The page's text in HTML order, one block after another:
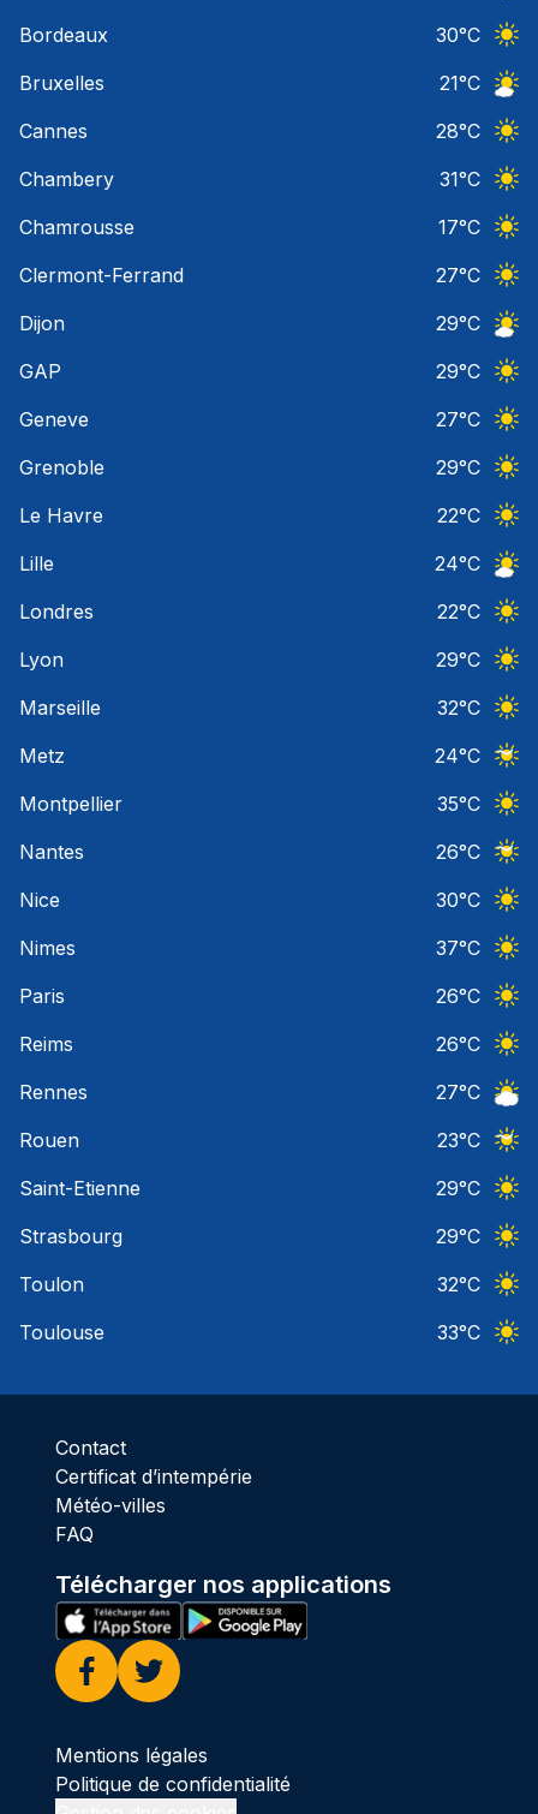
Bordeaux
30°C
Bruxelles
21°C
Cannes
28°C
Chambery
31°C
Chamrousse
17°C
Clermont-Ferrand
27°C
Dijon
29°C
GAP
29°C
Geneve
27°C
Grenoble
29°C
Le Havre
22°C
Lille
24°C
Londres
22°C
Lyon
29°C
Marseille
32°C
Metz
24°C
Montpellier
35°C
Nantes
26°C
Nice
30°C
Nimes
37°C
Paris
26°C
Reims
26°C
Rennes
27°C
Rouen
23°C
Saint-Etienne
29°C
Strasbourg
29°C
Toulon
32°C
Toulouse
33°C
Contact
Certificat d’intempérie
Météo-villes
FAQ
Télécharger nos applications
Facebook
Twitter
Mentions légales
Politique de confidentialité